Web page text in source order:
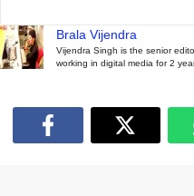
Brala Vijendra
Vijendra Singh is the senior
working in digital media for 2